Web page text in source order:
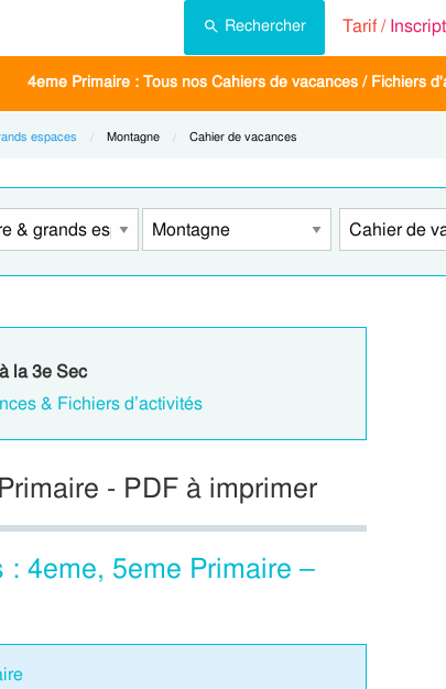
Rechercher Tarif /
4eme Primaire : Tous nos Cahiers de vacances / Fichiers
espaces Current:
Montagne Current:
Cahier de vacances
la 3e Sec
& Fichiers d’activités
- PDF à imprimer
4eme, 5eme Primaire –